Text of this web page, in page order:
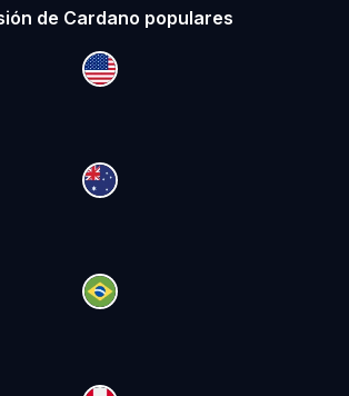
de Cardano populares